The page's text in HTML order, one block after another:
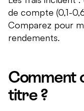
de compte (0,1-
Comparez pour
rendements.
Comment
titre ?